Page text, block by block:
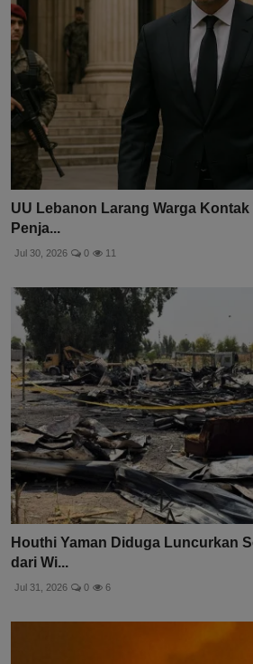
UU Lebanon Larang Warga
Penja...
Jul 30, 2026 0 11
Houthi Yaman Diduga Luncurkan
dari Wi...
Jul 31, 2026 0 6